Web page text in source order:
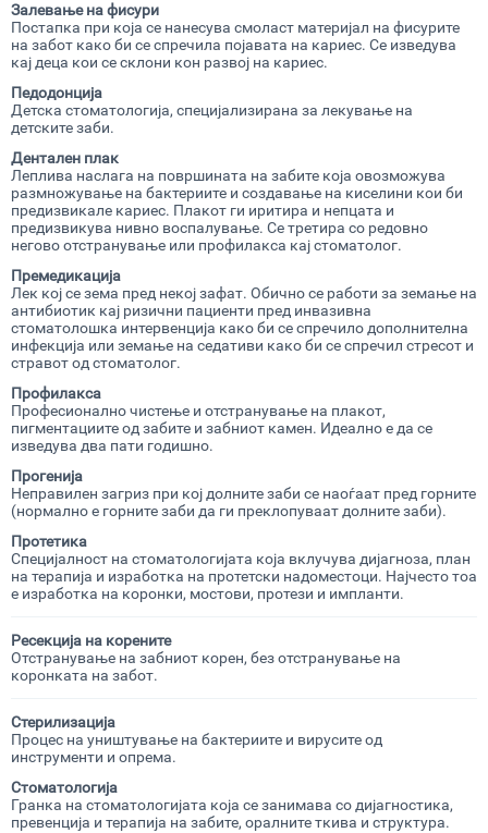
Залевањена фисури
Постапка при која се нанесува смоласт материјал на фисурите
на забот како би се спречила појавата на кариес. Се изведува
кај деца кои се склони кон развој на кариес.
Педодонција
Детска стоматологија, специјализирана за лекување на
детските заби.
Дентален плак
Леплива наслага на површината на забите која овозможува
размножување на бактериите и создавање на киселини кои би
предизвикале кариес. Плакот ги иритира и непцата и
предизвикува нивно воспалување. Се третира со редовно
негово отстранување или профилакса кај стоматолог.
Премедикација
Лек кој се зема пред некој зафат. Обично се работи за земање на
антибиотик кај ризични пациенти пред инвазивна
стоматолошка интервенција како би се спречило дополнителна
инфекција или земање на седативи како би се спречил стресот и
стравот од стоматолог.
Профилакса
Професионално чистење и отстранување на плакот,
пигментациите од забите и забниот камен. Идеално е да се
изведува два пати годишно.
Прогенија
Неправилен загриз при кој долните заби се наоѓаат пред горните
(нормално е горните заби да ги преклопуваат долните заби).
Протетика
Специјалност на стоматологијата која вклучува дијагноза, план
на терапија и изработка на протетски надоместоци. Најчесто тоа
е изработка на коронки, мостови, протези и импланти.
Ресекција на корените
Отстранување на забниот корен, без отстранување на
коронката на забот.
Стерилизација
Процес на уништување на бактериите и вирусите од
инструменти и опрема.
Стоматологија
Гранка на стоматологијата која се занимава со дијагностика,
превенција и терапија на забите, оралните ткива и структура.